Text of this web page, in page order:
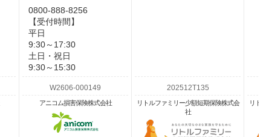
0800-888-8256
【受付時間】
平日
9:30～17:30
土日・祝日
9:30～15:30
アニコム損害保険株式会社
リトルファミリー少額短期保険株式会
社
リト